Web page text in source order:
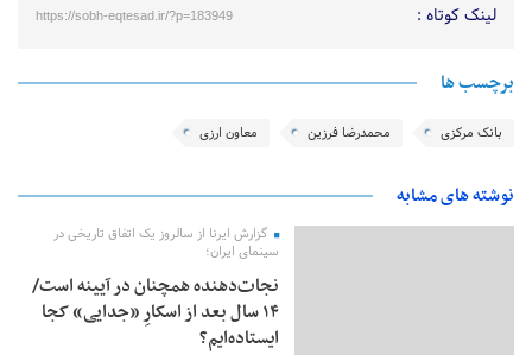
لینک کوتاه : https://sobh-eqtesad.ir/?p=183949
برچسب ها
بانک مرکزی محمدرضا فرزین معاون ارزی
نوشته های مشابه
گزارش ایرنا از سالروز یک اتفاق تاریخی در
سینمای ایران؛
نجات‌دهنده‌ همچنان در آیینه است/
۱۴ سال بعد از اسکارِ «جدایی» کجا
ایستاده‌ایم؟